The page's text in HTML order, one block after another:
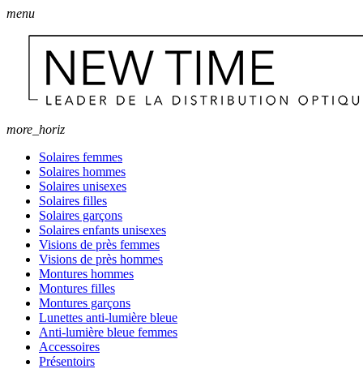
menu
more_horiz
Solaires femmes
Solaires hommes
Solaires unisexes
Solaires filles
Solaires garçons
Solaires enfants unisexes
Visions de près femmes
Visions de près hommes
Montures hommes
Montures filles
Montures garçons
Lunettes anti-lumière bleue
Anti-lumière bleue femmes
Accessoires
Présentoirs